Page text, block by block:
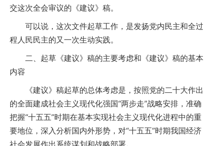
交这次全会审议的《建议》稿。
可以说，这次文件起草工作，是发扬党内民主和全过
程人民民主的又一次生动实践。
二、起草《建议》稿的主要考虑和《建议》稿的基本
内容
《建议》稿起草的总体考虑是，按照党的二十大作出
的全面建成社会主义现代化强国“两步走”战略安排，准确
把握“十五五”时期在基本实现社会主义现代化进程中的重
要地位，深入分析国内外形势，对“十五五”时期我国经济
社会发展作出系统谋划和战略部署。